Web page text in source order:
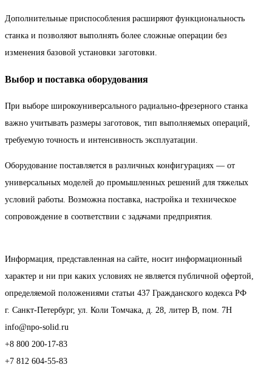
Дополнительные приспособления расширяют функциональность
станка и позволяют выполнять более сложные операции без
изменения базовой установки заготовки.
Выбор и поставка оборудования
При выборе широкоуниверсального радиально-фрезерного станка
важно учитывать размеры заготовок, тип выполняемых операций,
требуемую точность и интенсивность эксплуатации.
Оборудование поставляется в различных конфигурациях — от
универсальных моделей до промышленных решений для тяжелых
условий работы. Возможна поставка, настройка и техническое
сопровождение в соответствии с задачами предприятия.
Информация, представленная на сайте, носит информационный
характер и ни при каких условиях не является публичной офертой,
определяемой положениями статьи 437 Гражданского кодекса РФ
г. Санкт-Петербург, ул. Коли Томчака, д. 28, литер В, пом. 7Н
info@npo-solid.ru
+8 800 200-17-83
+7 812 604-55-83